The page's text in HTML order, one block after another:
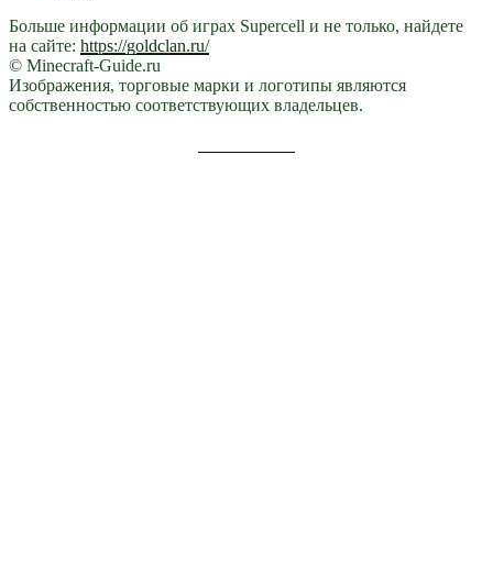
Больше информации об играх Supercell и не только, найдете
на сайте: https://goldclan.ru/
© Minecraft-Guide.ru
Изображения, торговые марки и логотипы являются
собственностью соответствующих владельцев.